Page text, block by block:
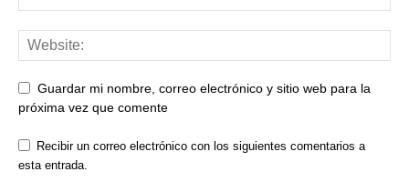
Guardar mi nombre, correo electrónico y sitio web para la
próxima vez que comente
Recibir un correo electrónico con los siguientes comentarios a
esta entrada.